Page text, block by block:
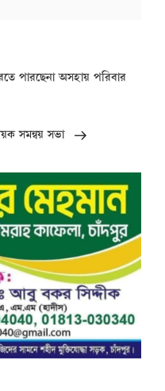
পারছেনা অসহায় পরিবার
সমন্বয় সভা